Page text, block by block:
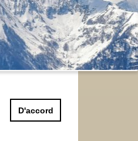
D'accord